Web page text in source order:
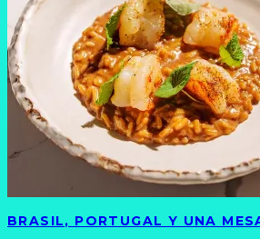
BRASIL, PORTUGAL Y UNA